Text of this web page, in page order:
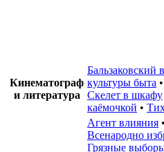
Кинематограф
и литература
Бальзаковский
культуры быта •
Скелет в шкафу
каёмочкой •
Агент влияния •
Всенародно
Грязные